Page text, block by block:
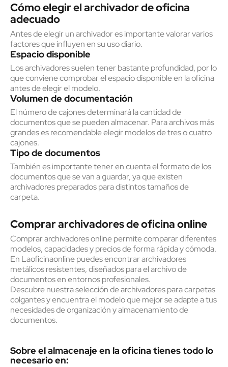
Cómo elegir el archivador de oficina
adecuado
Antes de elegir un archivador es importante valorar varios
factores que influyen en su uso diario.
Espacio disponible
Los archivadores suelen tener bastante profundidad, por lo
que conviene comprobar el espacio disponible en la oficina
antes de elegir el modelo.
Volumen de documentación
El número de cajones determinará la cantidad de
documentos que se pueden almacenar. Para archivos más
grandes es recomendable elegir modelos de tres o cuatro
cajones.
Tipo de documentos
También es importante tener en cuenta el formato de los
documentos que se van a guardar, ya que existen
archivadores preparados para distintos tamaños de
carpeta.
Comprar archivadores de oficina online
Comprar archivadores online permite comparar diferentes
modelos, capacidades y precios de forma rápida y cómoda.
En Laoficinaonline puedes encontrar archivadores
metálicos resistentes, diseñados para el archivo de
documentos en entornos profesionales.
Descubre nuestra selección de archivadores para carpetas
colgantes y encuentra el modelo que mejor se adapte a tus
necesidades de organización y almacenamiento de
documentos.
Sobre el almacenaje en la oficina tienes todo lo
necesario en: